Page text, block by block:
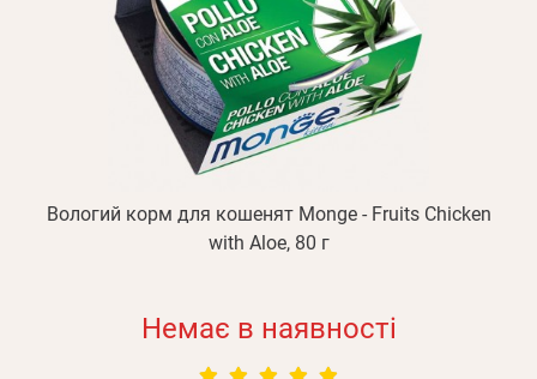
Вологий корм для кошенят Monge - Fruits Chicken
with Aloe, 80 г
Немає в наявності